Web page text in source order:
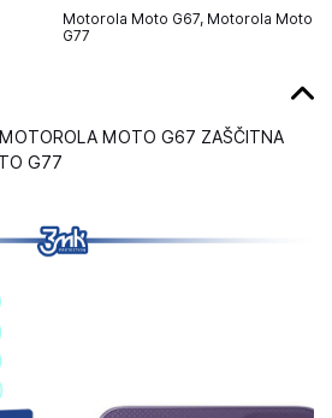
Motorola Moto G67, Motorola Moto
G77
MOTO G67 ZAŠČITNA
G77